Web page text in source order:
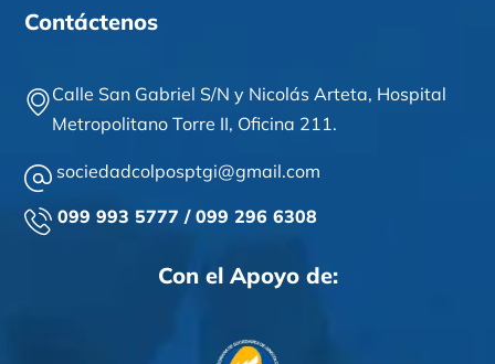
Contáctenos
Calle San Gabriel S/N y Nicolás Arteta, Hospital
Metropolitano Torre II, Oficina 211.
sociedadcolposptgi@gmail.com
099 993 5777 / 099 296 6308
Con el Apoyo de: